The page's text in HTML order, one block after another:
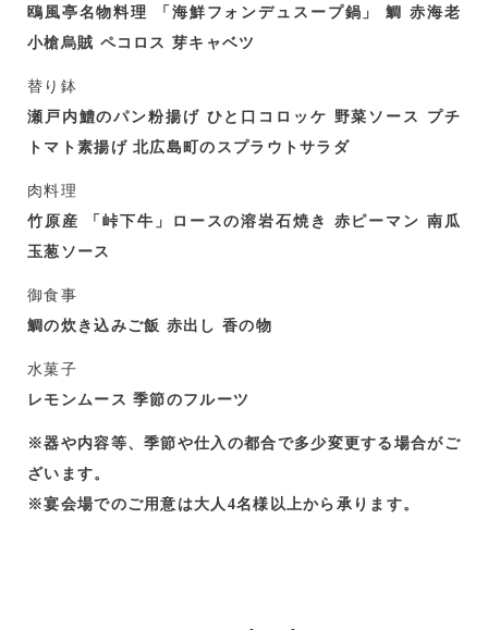
鴎風亭名物料理 「海鮮フォンデュスープ鍋」 鯛 赤海老
小槍烏賊 ペコロス 芽キャベツ
替り鉢
瀬戸内鱧のパン粉揚げ ひと口コロッケ 野菜ソース プチ
トマト素揚げ 北広島町のスプラウトサラダ
肉料理
竹原産 「峠下牛」ロースの溶岩石焼き 赤ピーマン 南瓜
玉葱ソース
御食事
鯛の炊き込みご飯 赤出し 香の物
水菓子
レモンムース 季節のフルーツ
※器や内容等、季節や仕入の都合で多少変更する場合がご
ざいます。
※宴会場でのご用意は大人4名様以上から承ります。